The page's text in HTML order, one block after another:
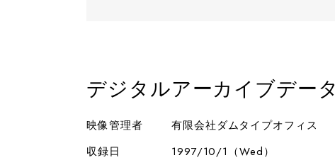
デジタルアーカイブデータ
映像管理者
有限会社ダムタイプオフィス
収録日
1997/10/1（Wed）